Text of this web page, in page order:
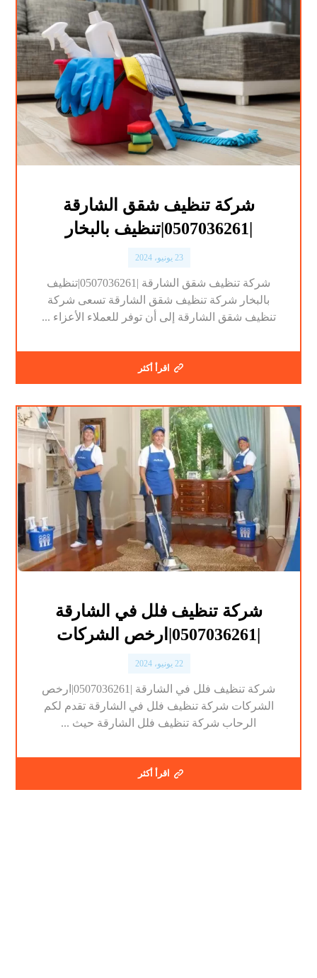
شركة تنظيف شقق الشارقة
23 يونيو، 2024
شركة تنظيف شقق الشارقة |0507036261|تنظيف
بالبخار شركة تنظيف شقق الشارقة تسعى شركة
تنظيف شقق الشارقة إلى أن توفر للعملاء الأعزاء ...
اقرأ أكثر
شركة تنظيف فلل في الشارقة
|0507036261|ارخص الشركات
22 يونيو، 2024
شركة تنظيف فلل في الشارقة |0507036261|ارخص
الشركات شركة تنظيف فلل في الشارقة تقدم لكم
الرحاب شركة تنظيف فلل الشارقة حيث ...
اقرأ أكثر